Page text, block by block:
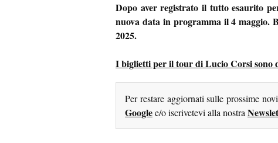
Dopo aver registrato il tutto esaurito
nuova data in programma il 4 maggio.
2025.
I biglietti per il tour di Lucio Corsi sono
Per restare aggiornati sulle prossime
Googlee/o iscrivetevi alla nostra